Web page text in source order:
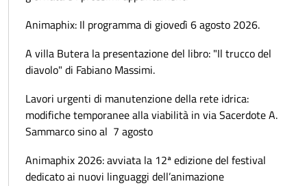
Animaphix: Il programma di giovedì 6 agosto 2026.
A villa Butera la presentazione del libro: "Il trucco del
diavolo" di Fabiano Massimi.
Lavori urgenti di manutenzione della rete idrica:
modifiche temporanee alla viabilità in via Sacerdote A.
Sammarco sino al 7 agosto
Animaphix 2026: avviata la 12ª edizione del festival
dedicato ai nuovi linguaggi dell’animazione